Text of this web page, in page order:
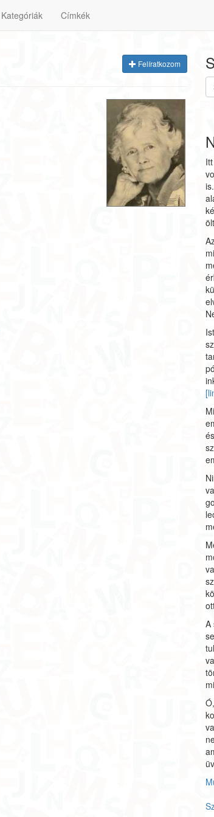
Kategóriák Címkék
Felíratkozom
A